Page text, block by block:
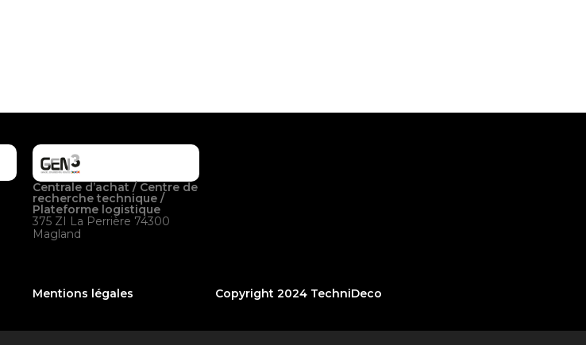
Centrale d’achat / Centre de
recherche technique /
Plateforme logistique
375 ZI La Perrière 74300
Magland
Mentions légales Copyright 2024 TechniDeco